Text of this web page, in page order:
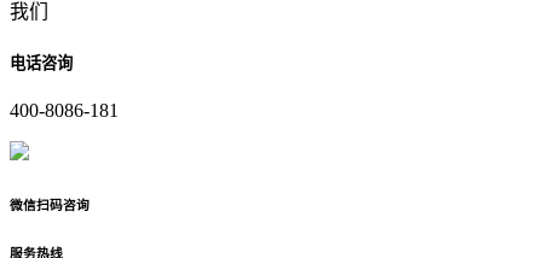
我们
电话咨询
400-8086-181
微信扫码咨询
服务热线